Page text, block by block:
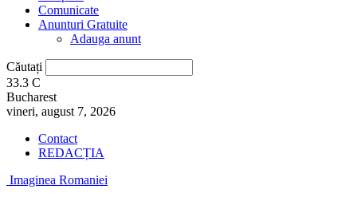
Comunicate
Anunturi Gratuite
Adauga anunt
Căutați
33.3 C
Bucharest
vineri, august 7, 2026
Contact
REDACȚIA
Imaginea Romaniei